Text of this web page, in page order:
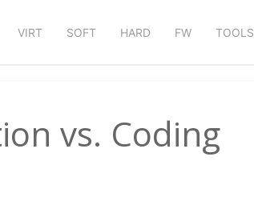
VIRT SOFT HARD FW TOOLS
vs. Coding